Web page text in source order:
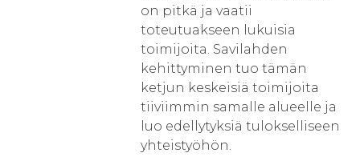
on pitkä ja vaatii
toteutuakseen lukuisia
toimijoita. Savilahden
kehittyminen tuo tämän
ketjun keskeisiä toimijoita
tiiviimmin samalle alueelle ja
luo edellytyksiä tulokselliseen
yhteistyöhön.